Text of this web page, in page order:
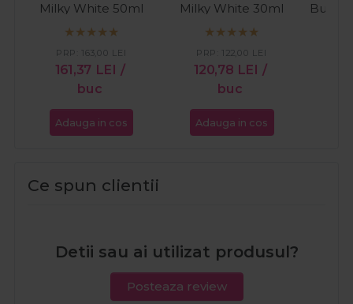
Milky White 50ml
161,37 LEI /
buc
PRP: 163,00 LEI
Adauga in cos
Milky White 30ml
120,78 LEI /
buc
PRP: 122,00 LEI
Adauga in cos
Ce spun clientii
Detii sau ai utilizat produsul?
Posteaza review